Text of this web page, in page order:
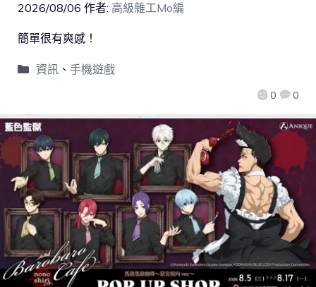
2026/08/06 作者: 高級雜工Mo編
0 0
簡單很有爽感！
資訊、 手機遊戲